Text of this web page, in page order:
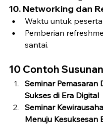
10. Networking dan
Waktu untuk
Pemberian
santai.
10 Contoh
Seminar
Sukses di Era Digital
Seminar
Menuju Kesuksesan